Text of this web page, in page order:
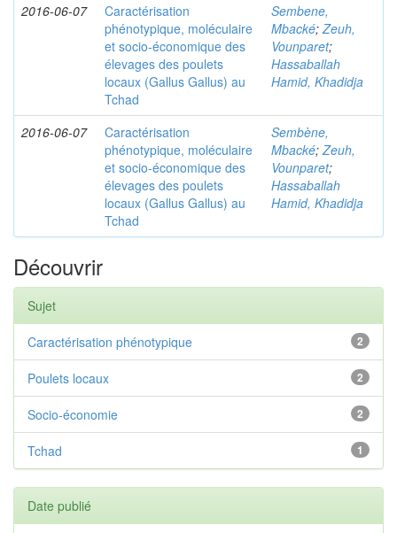
2016-06-07
Caractérisation
phénotypique, moléculaire
et socio-économique des
élevages des poulets
locaux (Gallus Gallus) au
Tchad
Sembene,
Mbacké; Zeuh,
Vounparet;
Hassaballah
Hamid, Khadidja
2016-06-07
Caractérisation
phénotypique, moléculaire
et socio-économique des
élevages des poulets
locaux (Gallus Gallus) au
Tchad
Sembène,
Mbacké; Zeuh,
Vounparet;
Hassaballah
Hamid, Khadidja
Découvrir
Sujet
2
Caractérisation phénotypique
2
Poulets locaux
2
Socio-économie
1
Tchad
Date publié